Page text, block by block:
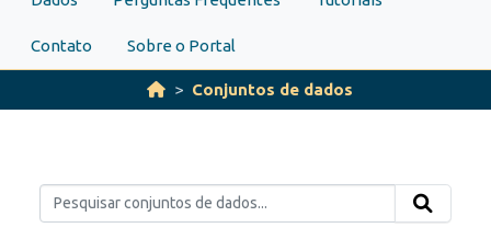
Contato Sobre o Portal
Conjuntos de dados